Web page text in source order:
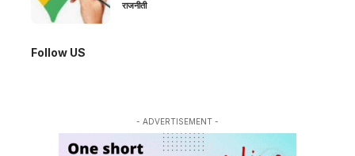
राजनीती
Follow US
- ADVERTISEMENT -